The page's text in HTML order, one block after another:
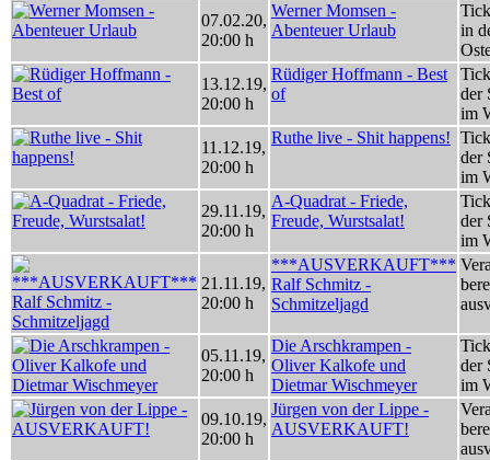
07.02.20,
20:00 h
Werner Momsen -
Abenteuer Urlaub
in
13.12.19,
20:00 h
Rüdiger Hoffmann - Best
of
der
im
11.12.19,
20:00 h
Ruthe live - Shit happens!
der
im
29.11.19,
20:00 h
A-Quadrat - Friede,
Freude, Wurstsalat!
der
im
21.11.19,
20:00 h
***AUSVERKAUFT***
Ralf Schmitz -
Schmitzeljagd
05.11.19,
20:00 h
Die Arschkrampen -
Oliver Kalkofe und
Dietmar Wischmeyer
der
im
09.10.19,
20:00 h
Jürgen von der Lippe -
AUSVERKAUFT!